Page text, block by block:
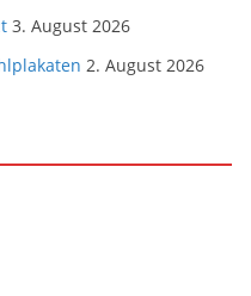
3. August 2026
2. August 2026